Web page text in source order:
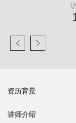
资历背景
讲师介绍